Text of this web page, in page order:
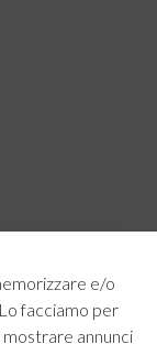
e/o
facciamo per
mostrare annunci